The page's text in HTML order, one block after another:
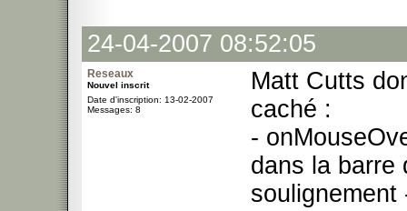
24-04-2007 08:52:05
Reseaux
Nouvel inscrit
Date d'inscription: 13-02-2007
Messages: 8
Matt Cutts
caché :
-
dans la barre